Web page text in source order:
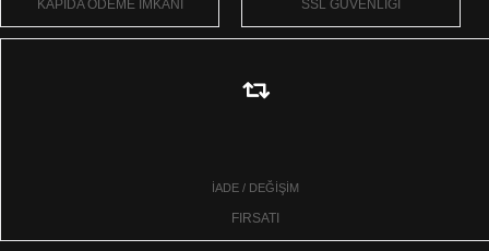
KAPIDA ÖDEME İMKANI SSL GÜVENLİĞİ
İADE / DEĞİŞİM
FIRSATI